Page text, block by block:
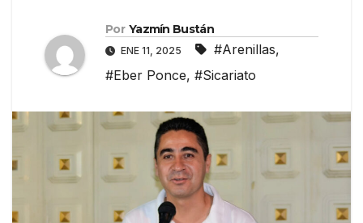
Por Yazmín Bustán
ENE 11, 2025 #Arenillas,
#Eber Ponce, #Sicariato